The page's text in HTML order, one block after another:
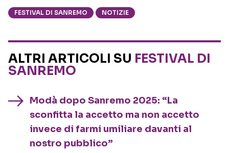
FESTIVAL DI SANREMO NOTIZIE
ALTRI ARTICOLI SU FESTIVAL DI
SANREMO
Modà dopo Sanremo 2025: “La
sconfitta la accetto ma non accetto
invece di farmi umiliare davanti al
nostro pubblico”